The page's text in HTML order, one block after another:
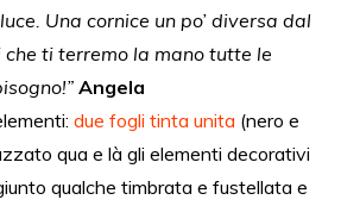
Una cornice un po’ diversa dal
ti terremo la mano tutte le
Angela
due fogli tinta unita (nero e
qua e là gli elementi decorativi
qualche timbrata e fustellata e